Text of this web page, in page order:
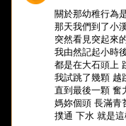
關於那幼稚行為
那天我們到了小
突然看見突起來
我由然記起小時
都是在大石頭上
我試跳了幾顆 越
直到最後一顆 奮
媽妳個頭 長滿青
撲通 下水 就是